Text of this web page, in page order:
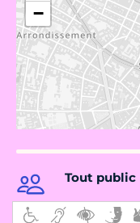
−
Tout public